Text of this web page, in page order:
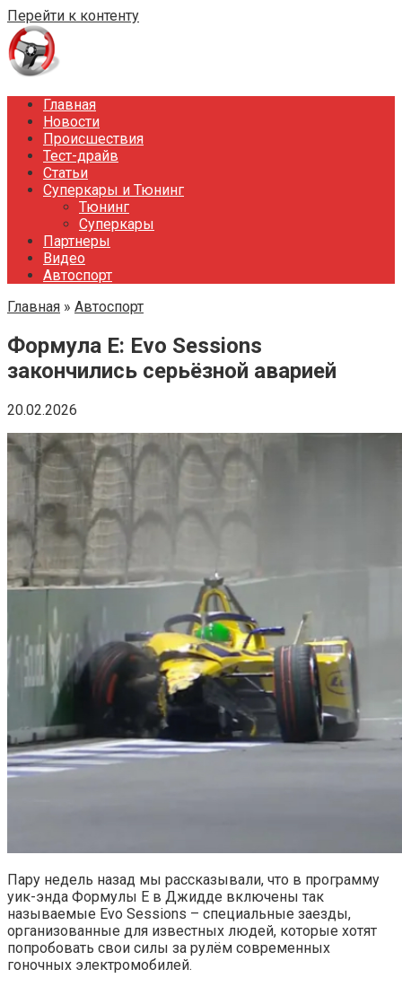
Перейти к контенту
Главная
Новости
Происшествия
Тест-драйв
Статьи
Суперкары и Тюнинг
Тюнинг
Суперкары
Партнеры
Видео
Автоспорт
Главная » Автоспорт
Формула E: Evo Sessions
закончились серьёзной аварией
20.02.2026
Пару недель назад мы рассказывали, что в программу
уик-энда Формулы E в Джидде включены так
называемые Evo Sessions – специальные заезды,
организованные для известных людей, которые хотят
попробовать свои силы за рулём современных
гоночных электромобилей.